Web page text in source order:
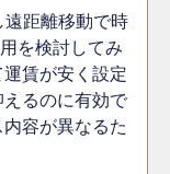
遠距離移動で時
を検討してみ
賃が安く設定
るのに有効で
容が異なるた